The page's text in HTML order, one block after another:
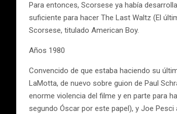
Para entonces, Scorsese ya había
suficiente para hacer The Last Waltz (El
Scorsese, titulado American Boy.
Años 1980
Convencido de que estaba haciendo su
LaMotta, de nuevo sobre guion de Paul
enorme violencia del filme y en parte para
segundo Óscar por este papel), y Joe